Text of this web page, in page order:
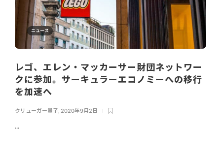
ニュース
レゴ、エレン・マッカーサー財団ネットワー
クに参加。サーキュラーエコノミーへの移行
を加速へ
クリューガー量子, 2020年9月2日
...